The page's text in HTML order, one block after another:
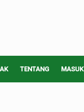
TENTANG MASUK